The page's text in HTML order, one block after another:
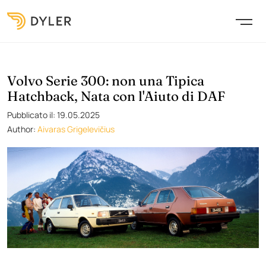
Volvo Serie 300: non una Tipica
Hatchback, Nata con l'Aiuto di DAF
Pubblicato il: 19.05.2025
Author: Aivaras Grigelevičius